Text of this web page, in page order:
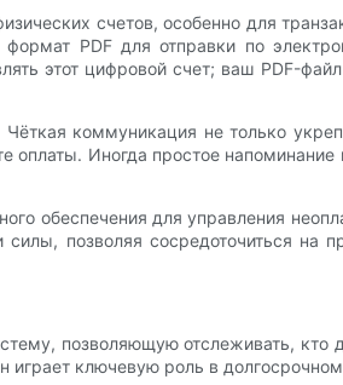
счетов, особенно для
PDF для отправки по
этот цифровой счет; ваш PDF-
коммуникация не только
Иногда простое напоминание
обеспечения для управления
позволяя сосредоточиться на
позволяющую отслеживать, кто
играет ключевую роль в